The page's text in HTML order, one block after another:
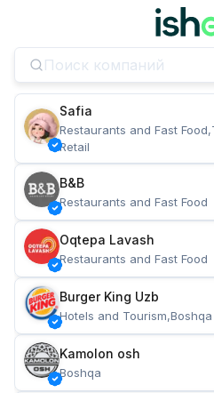
Safia
Restaurants and Fast
Retail
B&B
Restaurants and Fast Food
Oqtepa Lavash
Restaurants and Fast Food
Burger King Uzb
Hotels and Tourism,Boshqa
Kamolon osh
Boshqa